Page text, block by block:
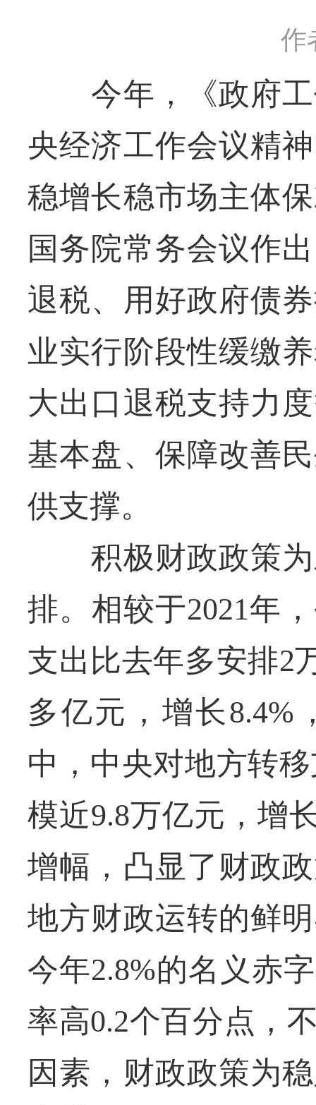
作
今年，《政府工
央经济工作会议精
稳增长稳市场主体
国务院常务会议作
退税、用好政府债
业实行阶段性缓缴
大出口退税支持力
基本盘、保障改善
供支撑。
积极财政政策为
排。相较于2021年
支出比去年多安排2
多亿元，增长8.4%
中，中央对地方转
模近9.8万亿元，增
增幅，凸显了财政
地方财政运转的鲜
今年2.8%的名义赤
率高0.2个百分点，
因素，财政政策为